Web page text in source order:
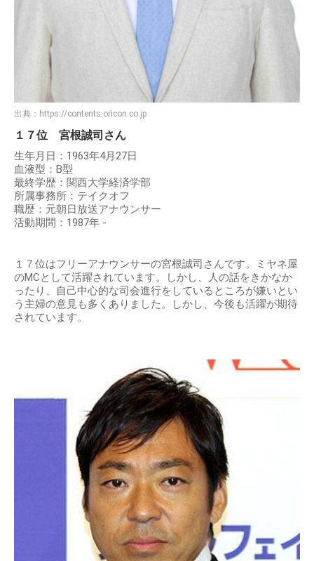
出典： https://contents.oricon.co.jp
１７位 宮根誠司さん
生年月日：1963年4月27日
血液型：B型
最終学歴：関西大学経済学部
所属事務所：テイクオフ
職歴：元朝日放送アナウンサー
活動期間：1987年 -
１７位はフリーアナウンサーの宮根誠司さんです。ミヤネ屋
のMCとして活躍されています。しかし、人の話をきかなか
ったり、自己中心的な司会進行をしているところが嫌いとい
う主婦の意見も多くありました。しかし、今後も活躍が期待
されています。